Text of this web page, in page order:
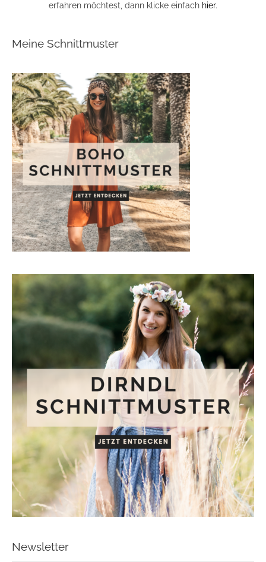
erfahren möchtest, dann klicke einfach hier.
Meine Schnittmuster
Newsletter